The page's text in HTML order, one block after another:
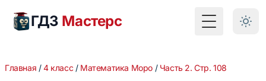
ГДЗ Мастерс Toggle Menu
Главная /4 класс / Математика Моро / Часть 2. Стр. 108